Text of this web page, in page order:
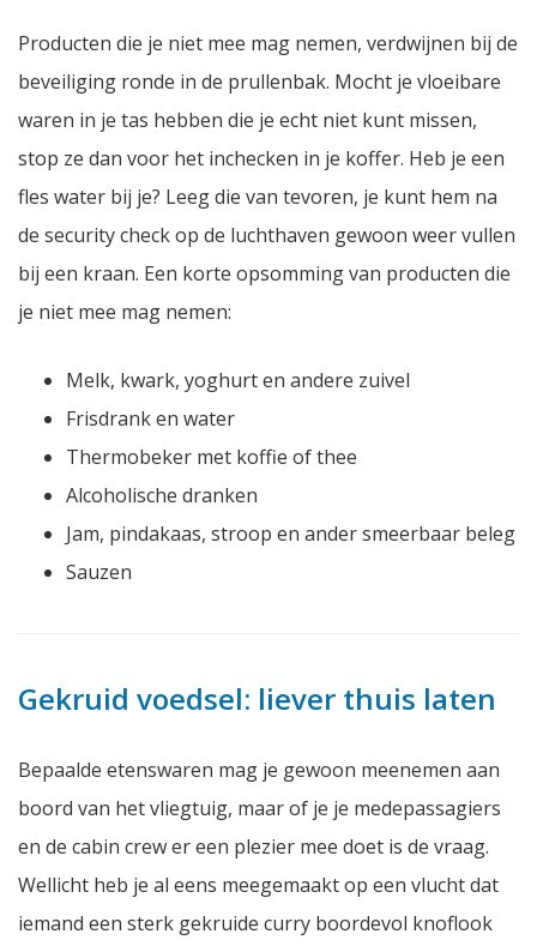
Producten die je niet mee mag nemen, verdwijnen bij de
beveiliging ronde in de prullenbak. Mocht je vloeibare
waren in je tas hebben die je echt niet kunt missen,
stop ze dan voor het inchecken in je koffer. Heb je een
fles water bij je? Leeg die van tevoren, je kunt hem na
de security check op de luchthaven gewoon weer vullen
bij een kraan. Een korte opsomming van producten die
je niet mee mag nemen:
Melk, kwark, yoghurt en andere zuivel
Frisdrank en water
Thermobeker met koffie of thee
Alcoholische dranken
Jam, pindakaas, stroop en ander smeerbaar beleg
Sauzen
Gekruid voedsel: liever thuis laten
Bepaalde etenswaren mag je gewoon meenemen aan
boord van het vliegtuig, maar of je je medepassagiers
en de cabin crew er een plezier mee doet is de vraag.
Wellicht heb je al eens meegemaakt op een vlucht dat
iemand een sterk gekruide curry boordevol knoflook